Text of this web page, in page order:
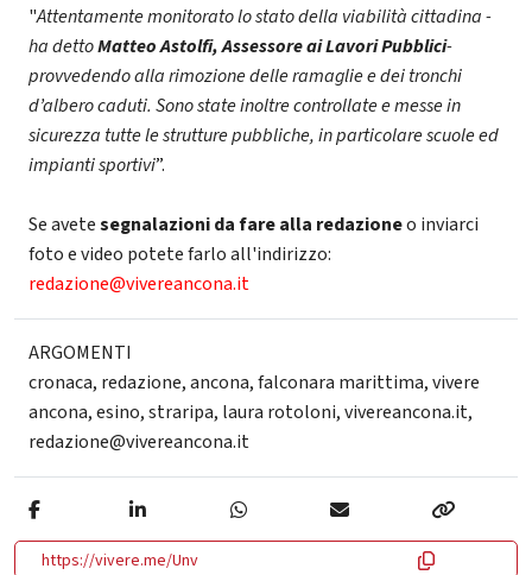
"Attentamente monitorato lo stato della viabilità cittadina -
ha dettoMatteo Astolfi, Assessore ai Lavori Pubblici-
provvedendo alla rimozione delle ramaglie e dei tronchi
d’albero caduti. Sono state inoltre controllate e messe in
sicurezza tutte le strutture pubbliche, in particolare scuole ed
impianti sportivi”.
Se avetesegnalazioni da fare alla redazioneo inviarci
foto e video potete farlo all'indirizzo:
redazione@vivereancona.it
ARGOMENTI
cronaca, redazione,ancona,falconara marittima,vivere
ancona,esino,straripa, laura rotoloni,vivereancona.it,
redazione@vivereancona.it
https://vivere.me/Unv